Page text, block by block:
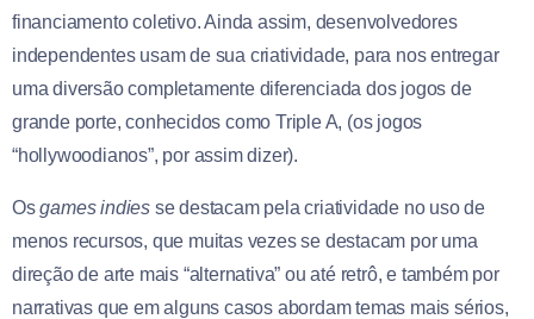
financiamento coletivo. Ainda assim, desenvolvedores
independentes usam de sua criatividade, para nos entregar
uma diversão completamente diferenciada dos jogos de
grande porte, conhecidos como Triple A, (os jogos
“hollywoodianos”, por assim dizer).
Osgames indies se destacam pela criatividade no uso de
menos recursos, que muitas vezes se destacam por uma
direção de arte mais “alternativa” ou até retrô, e também por
narrativas que em alguns casos abordam temas mais sérios,